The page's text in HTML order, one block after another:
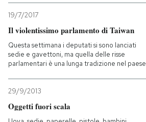
19/7/2017
Il violentissimo parlamento di Taiwan
Questa settimana i deputati si sono lanciati
sedie e gavettoni, ma quella delle risse
parlamentari è una lunga tradizione nel paese
29/9/2013
Oggetti fuori scala